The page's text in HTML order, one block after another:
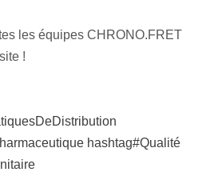
les équipes CHRONO.FRET
!
hashtag#Qualité